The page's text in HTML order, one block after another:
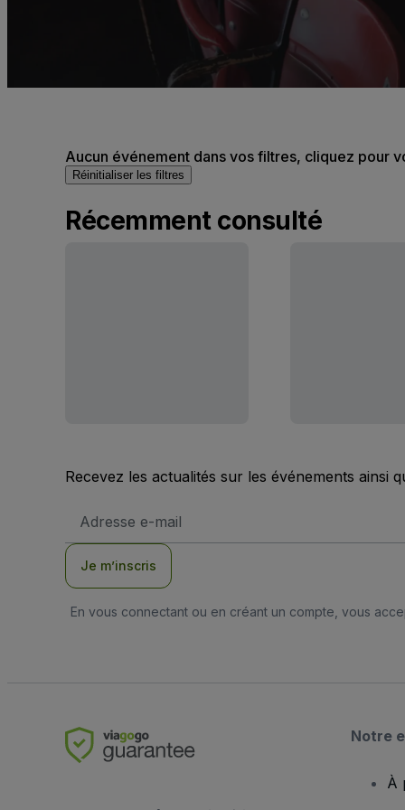
Aucun événement dans vos filtres, cliquez pour
Réinitialiser les filtres
Récemment consulté
Recevez les actualités sur les événements ainsi
e-
Je m’inscris
En vous connectant ou en créant un compte, vous
Notre
À